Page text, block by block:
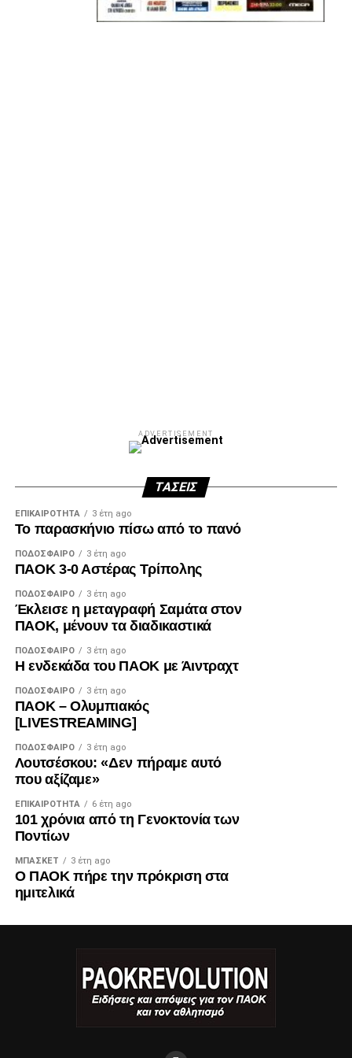
ADVERTISEMENT
ΤΆΣΕΙΣ
ΕΠΙΚΑΙΡΌΤΗΤΑ 3 έτη ago
Το παρασκήνιο πίσω από το πανό
ΠΟΔΌΣΦΑΙΡΟ 3 έτη ago
ΠΑΟΚ 3-0 Αστέρας Τρίπολης
ΠΟΔΌΣΦΑΙΡΟ 3 έτη ago
Έκλεισε η μεταγραφή Σαμάτα στον
ΠΑΟΚ, μένουν τα διαδικαστικά
ΠΟΔΌΣΦΑΙΡΟ 3 έτη ago
Η ενδεκάδα του ΠΑΟΚ με Άιντραχτ
ΠΟΔΌΣΦΑΙΡΟ 3 έτη ago
ΠΑΟΚ – Ολυμπιακός
[LIVESTREAMING]
ΠΟΔΌΣΦΑΙΡΟ 3 έτη ago
Λουτσέσκου: «Δεν πήραμε αυτό
που αξίζαμε»
ΕΠΙΚΑΙΡΌΤΗΤΑ 6 έτη ago
101 χρόνια από τη Γενοκτονία των
Ποντίων
ΜΠΆΣΚΕΤ 3 έτη ago
Ο ΠΑΟΚ πήρε την πρόκριση στα
ημιτελικά